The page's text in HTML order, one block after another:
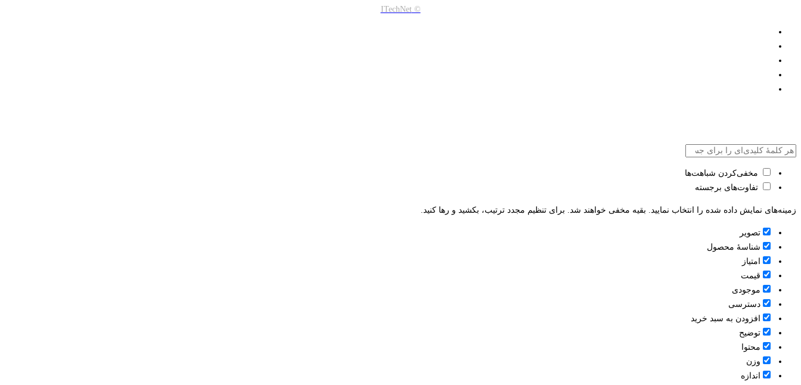
© ITechNet
مخفی‌کردن شباهت‌ها
تفاوت‌های برجسته
زمینه‌های نمایش داده شده را انتخاب نمایید. بقیه مخفی خواهند شد. برای تنظیم مجدد ترتیب، بکشید و رها کنید.
تصویر
شناسۀ محصول
امتیاز
قيمت
موجودی
دسترسی
افزودن به سبد خرید
توضیح
محتوا
وزن
اندازه